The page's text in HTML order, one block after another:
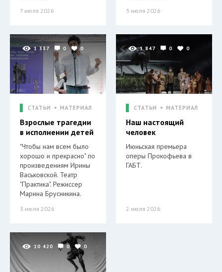
7 июля 2026 3 июля 2026
1 337 0 0
СТАТЬИ МАТЕРИАЛ
Взрослые трагедии
в исполнении детей
"Чтобы нам всем было
хорошо и прекрасно" по
произведениям Ирины
Васьковской. Театр
"Практика". Режиссер
Марина Брусникина.
3 июля 2026
1 847 0 0
СТАТЬИ МАТЕРИАЛ
Наш настоящий
человек
Июньская премьера
оперы Прокофьева в
ГАБТ.
2 июля 2026
10 420 0 0